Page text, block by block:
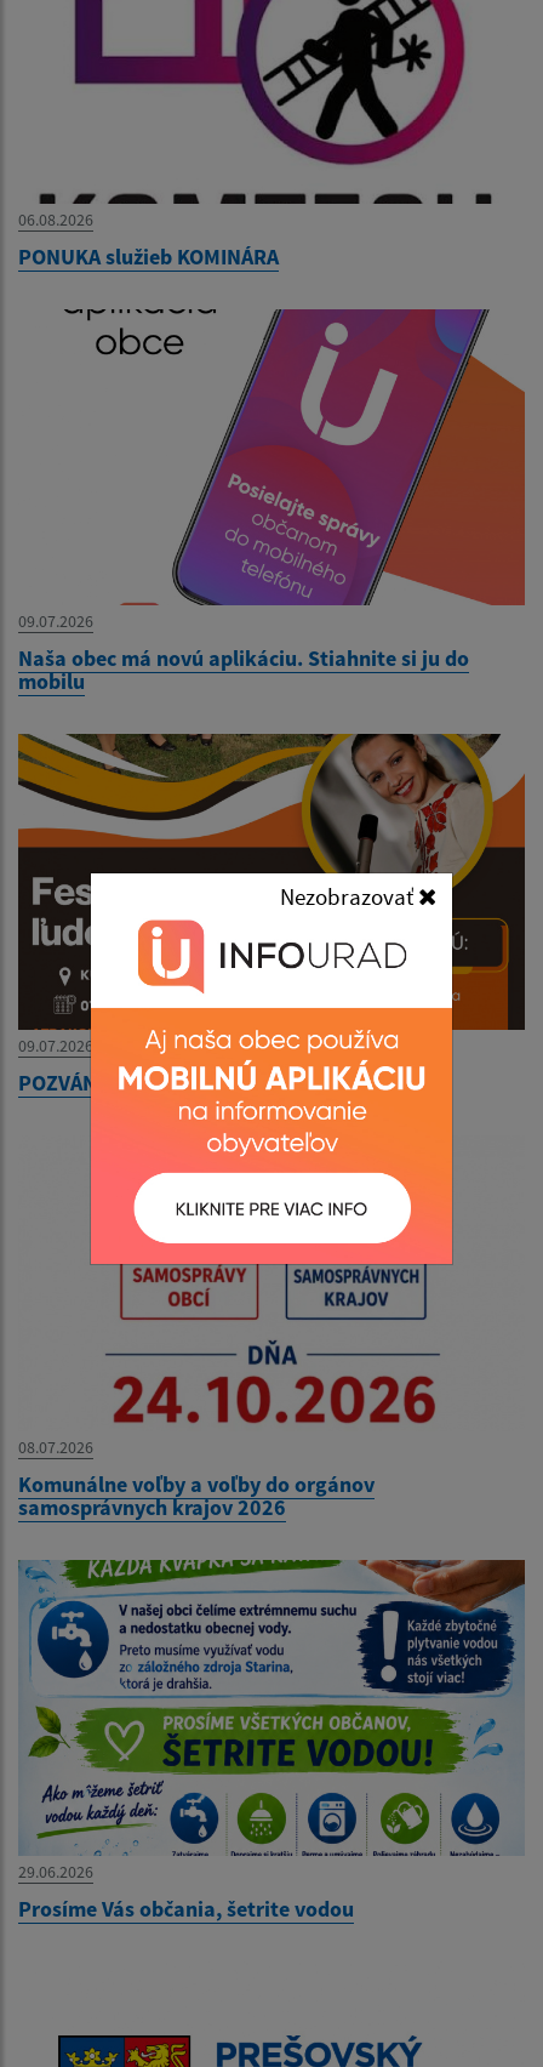
Nezobrazovať
06.08.2026
PONUKA služieb KOMINÁRA
09.07.2026
Naša obec má novú aplikáciu. Stiahnite si ju do
mobilu
09.07.2026
POZVÁNKA- Festival tradičnej ľudovej kultúry
08.07.2026
Komunálne voľby a voľby do orgánov
samosprávnych krajov 2026
29.06.2026
Prosíme Vás občania, šetrite vodou